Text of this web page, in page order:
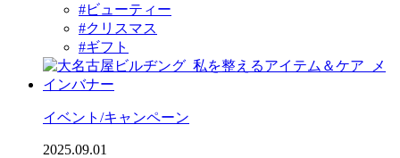
#ビューティー
#クリスマス
#ギフト
イベント/キャンペーン
2025.09.01